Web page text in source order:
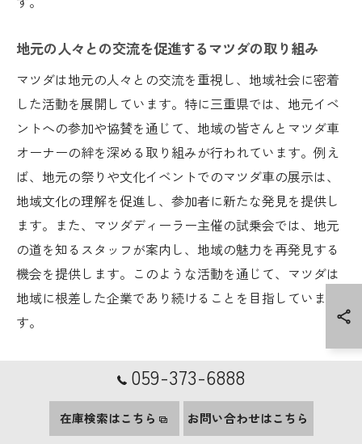
地元の人々との交流を促進するマツダの取り組み
マツダは地元の人々との交流を重視し、地域社会に密着
した活動を展開しています。特に三重県では、地元イベ
ントへの参加や協賛を通じて、地域の皆さんとマツダ車
オーナーの絆を深める取り組みが行われています。例え
ば、地元の祭りや文化イベントでのマツダ車の展示は、
地域文化の理解を促進し、参加者に新たな発見を提供し
ます。また、マツダディーラー主催の試乗会では、地元
の道を知るスタッフが案内し、地域の魅力を再発見する
機会を提供します。このような活動を通じて、マツダは
地域に根差した企業であり続けることを目指していま
す。
文化体験を満喫するためのマツダ車の選び方
三重県で文化体験を満喫するには、マツダ車の選び方が
重要です。マツダの車は、その優れた走行性能とデザイ
059-373-6888
在庫検索はこちら お問い合わせはこちら